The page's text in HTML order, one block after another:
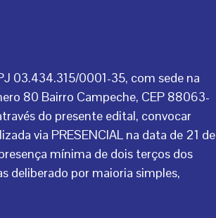
03.434.315/0001-35, com sede na
80 Bairro Campeche, CEP 88063-
do presente edital, convocar
via PRESENCIAL na data de 21 de
mínima de dois terços dos
deliberado por maioria simples,